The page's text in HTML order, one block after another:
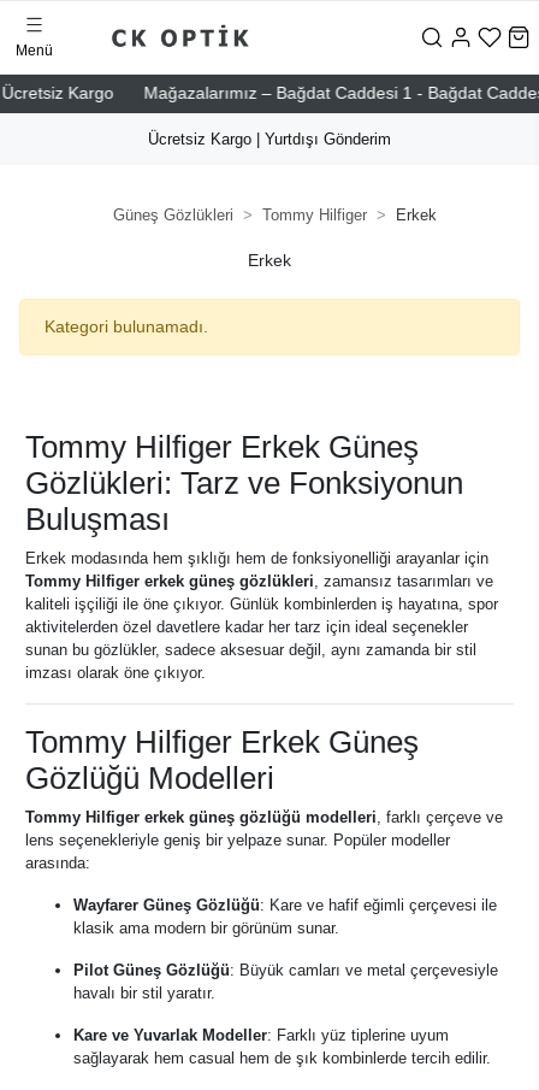
Kargo Mağazalarımız – Bağdat Caddesi 1 - Bağdat
Menü
Ücretsiz Kargo | Yurtdışı Gönderim
Güneş Gözlükleri Tommy Hilfiger Erkek
Erkek
Kategori bulunamadı.
Tommy Hilfiger Erkek Güneş
Gözlükleri: Tarz ve Fonksiyonun
Buluşması
Erkek modasında hem şıklığı hem de fonksiyonelliği arayanlar için
Tommy Hilfiger erkek güneş gözlükleri, zamansız tasarımları ve
kaliteli işçiliği ile öne çıkıyor. Günlük kombinlerden iş hayatına, spor
aktivitelerden özel davetlere kadar her tarz için ideal seçenekler
sunan bu gözlükler, sadece aksesuar değil, aynı zamanda bir stil
imzası olarak öne çıkıyor.
Tommy Hilfiger Erkek Güneş
Gözlüğü Modelleri
Tommy Hilfiger erkek güneş gözlüğü modelleri, farklı çerçeve ve
lens seçenekleriyle geniş bir yelpaze sunar. Popüler modeller
arasında:
Wayfarer Güneş Gözlüğü: Kare ve hafif eğimli çerçevesi ile
klasik ama modern bir görünüm sunar.
Pilot Güneş Gözlüğü: Büyük camları ve metal çerçevesiyle
havalı bir stil yaratır.
Kare ve Yuvarlak Modeller: Farklı yüz tiplerine uyum
sağlayarak hem casual hem de şık kombinlerde tercih edilir.